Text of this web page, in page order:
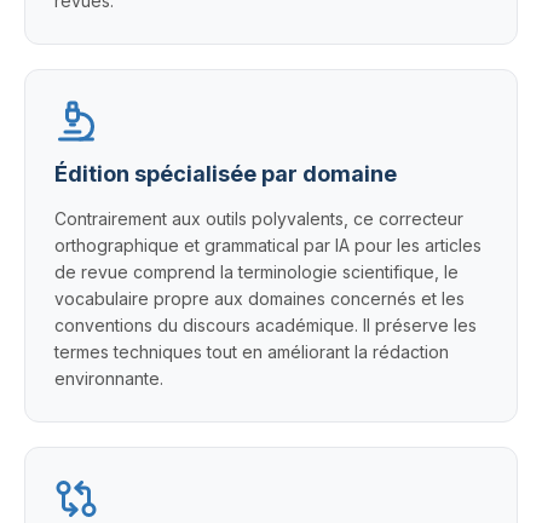
Édition spécialisée par domaine
Contrairement aux outils polyvalents, ce correcteur
orthographique et grammatical par IA pour les articles
de revue comprend la terminologie scientifique, le
vocabulaire propre aux domaines concernés et les
conventions du discours académique. Il préserve les
termes techniques tout en améliorant la rédaction
environnante.